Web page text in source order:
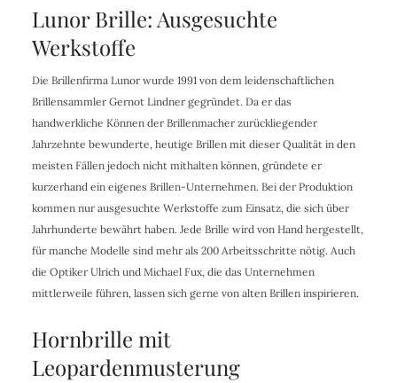
Lunor Brille: Ausgesuchte
Werkstoffe
Die Brillenfirma Lunor wurde 1991 von dem leidenschaftlichen
Brillensammler Gernot Lindner gegründet. Da er das
handwerkliche Können der Brillenmacher zurückliegender
Jahrzehnte bewunderte, heutige Brillen mit dieser Qualität in den
meisten Fällen jedoch nicht mithalten können, gründete er
kurzerhand ein eigenes Brillen-Unternehmen. Bei der Produktion
kommen nur ausgesuchte Werkstoffe zum Einsatz, die sich über
Jahrhunderte bewährt haben. Jede Brille wird von Hand hergestellt,
für manche Modelle sind mehr als 200 Arbeitsschritte nötig. Auch
die Optiker Ulrich und Michael Fux, die das Unternehmen
mittlerweile führen, lassen sich gerne von alten Brillen inspirieren.
Hornbrille mit
Leopardenmusterung